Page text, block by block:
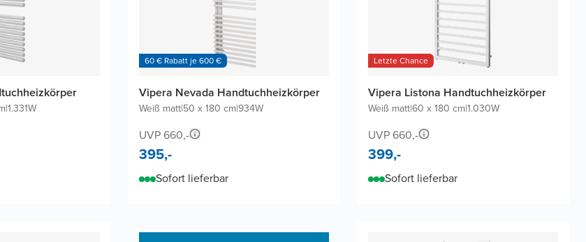
|1.331W
60 € Rabatt je 600 €
Vipera Nevada Handtuchheizkörper
Weiß matt|50 x 180 cm|934W
UVP 660,-
395,-
Sofort lieferbar
Letzte Chance
Vipera Listona Handtuchheizkörper
Weiß matt|60 x 180 cm|1.030W
UVP 660,-
399,-
Sofort lieferbar